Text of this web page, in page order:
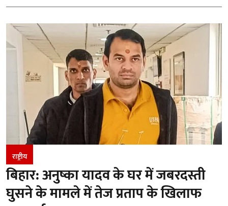
राष्ट्रीय
बिहार: अनुष्का यादव के घर में जबरदस्ती
घुसने के मामले में तेज प्रताप के खिलाफ